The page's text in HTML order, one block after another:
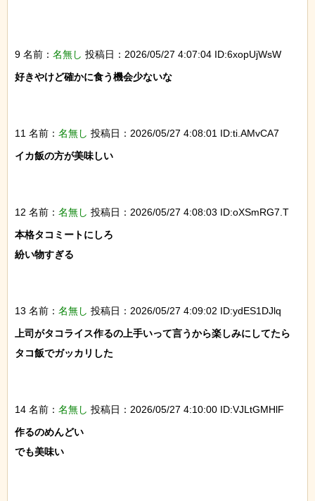
9 名前： 名無し 投稿日：2026/05/27 4:07:04 ID:6xopUjWsW
好きやけど確かに食う機会少ないな
11 名前： 名無し 投稿日：2026/05/27 4:08:01 ID:ti.AMvCA7
イカ飯の方が美味しい
12 名前： 名無し 投稿日：2026/05/27 4:08:03 ID:oXSmRG7.T
本格タコミートにしろ
紛い物すぎる
13 名前： 名無し 投稿日：2026/05/27 4:09:02 ID:ydES1DJlq
上司がタコライス作るの上手いって言うから楽しみにしてたら
タコ飯でガッカリした
14 名前： 名無し 投稿日：2026/05/27 4:10:00 ID:VJLtGMHlF
作るのめんどい
でも美味い